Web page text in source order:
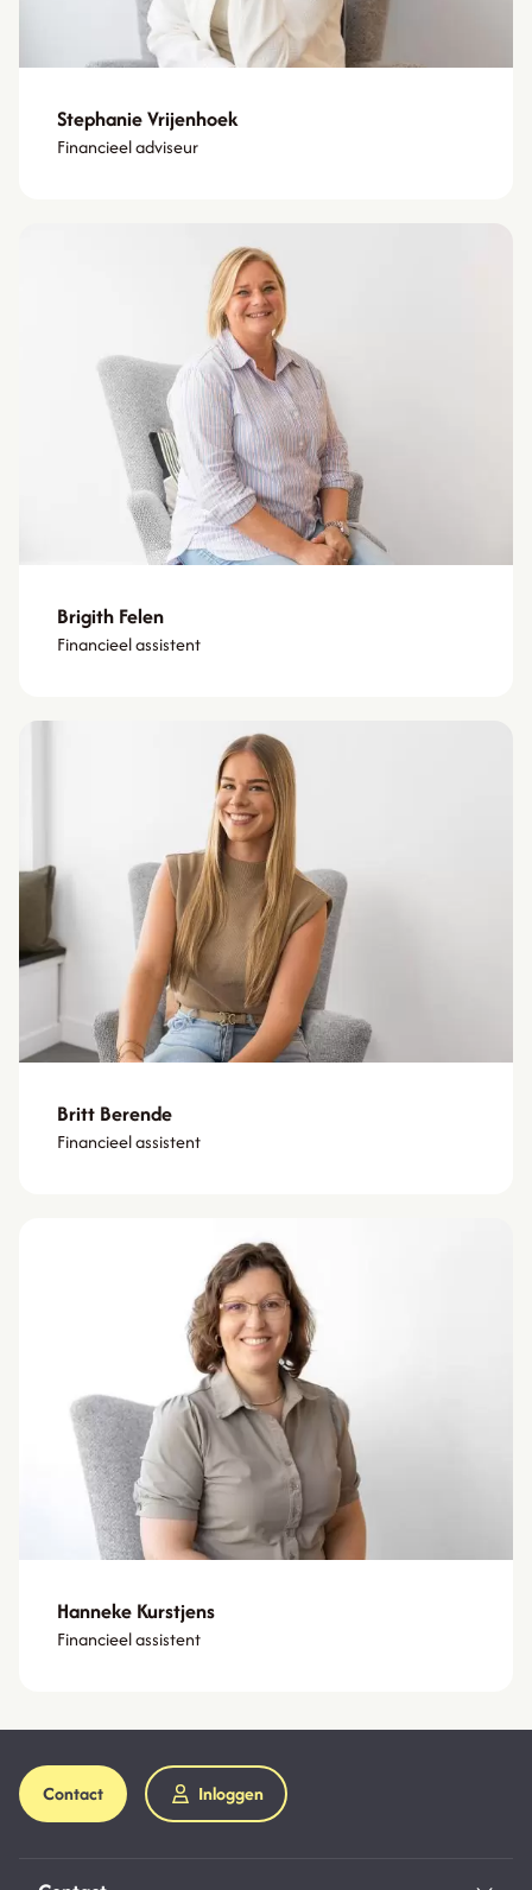
Stephanie Vrijenhoek
Financieel adviseur
Brigith Felen
Financieel assistent
Britt Berende
Financieel assistent
Hanneke Kurstjens
Financieel assistent
Contact Inloggen